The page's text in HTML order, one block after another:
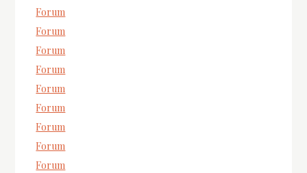
Forum
Forum
Forum
Forum
Forum
Forum
Forum
Forum
Forum